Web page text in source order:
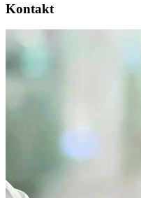
Kontakt